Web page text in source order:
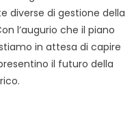
diverse di gestione della
l’augurio che il piano
in attesa di capire
il futuro della